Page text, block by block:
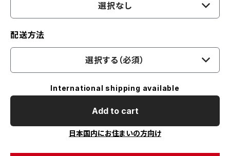
選択なし
配送方法
選択する（必須）
International shipping available
Add to cart
日本国内にお住まいの方向け